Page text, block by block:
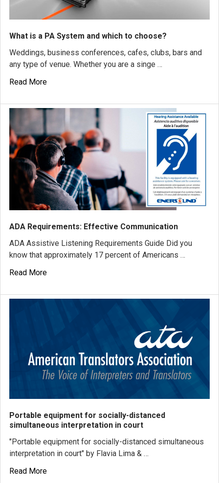
What is a PA System and which to choose?
Weddings, business conferences, cafes, clubs, bars and
any type of venue. Whether you are a singe …
Read More
ADA Requirements: Effective Communication
ADA Assistive Listening Requirements Guide Did you
know that approximately 17 percent of Americans …
Read More
Portable equipment for socially-distanced
simultaneous interpretation in court
"Portable equipment for socially-distanced simultaneous
interpretation in court" by Flavia Lima & …
Read More